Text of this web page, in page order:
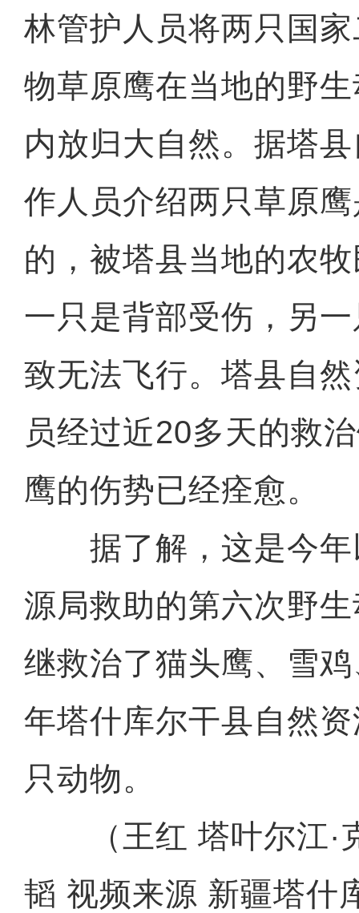
林管护人员将两只国
物草原鹰在当地的野
内放归大自然。据塔
作人员介绍两只草原
的，被塔县当地的农
一只是背部受伤，另
致无法飞行。塔县自
员经过近20多天的救
鹰的伤势已经痊愈。
据了解，这是今年
源局救助的第六次野
继救治了猫头鹰、雪
年塔什库尔干县自然
只动物。
（王红 塔叶尔江·
韬 视频来源 新疆塔什